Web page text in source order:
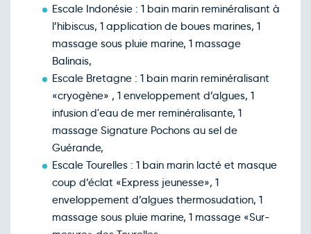
Escale Indonésie : 1 bain marin reminéralisant à
l’hibiscus, 1 application de boues marines, 1
massage sous pluie marine, 1 massage
Balinais,
Escale Bretagne : 1 bain marin reminéralisant
«cryogène» , 1 enveloppement d’algues, 1
infusion d'eau de mer reminéralisante, 1
massage Signature Pochons au sel de
Guérande,
Escale Tourelles : 1 bain marin lacté et masque
coup d’éclat «Express jeunesse», 1
enveloppement d’algues thermosudation, 1
massage sous pluie marine, 1 massage «Sur-